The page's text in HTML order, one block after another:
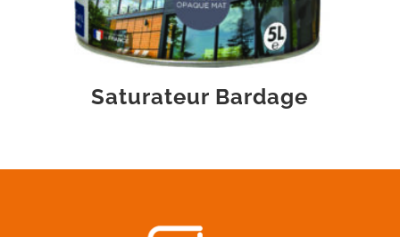
Saturateur Bardage